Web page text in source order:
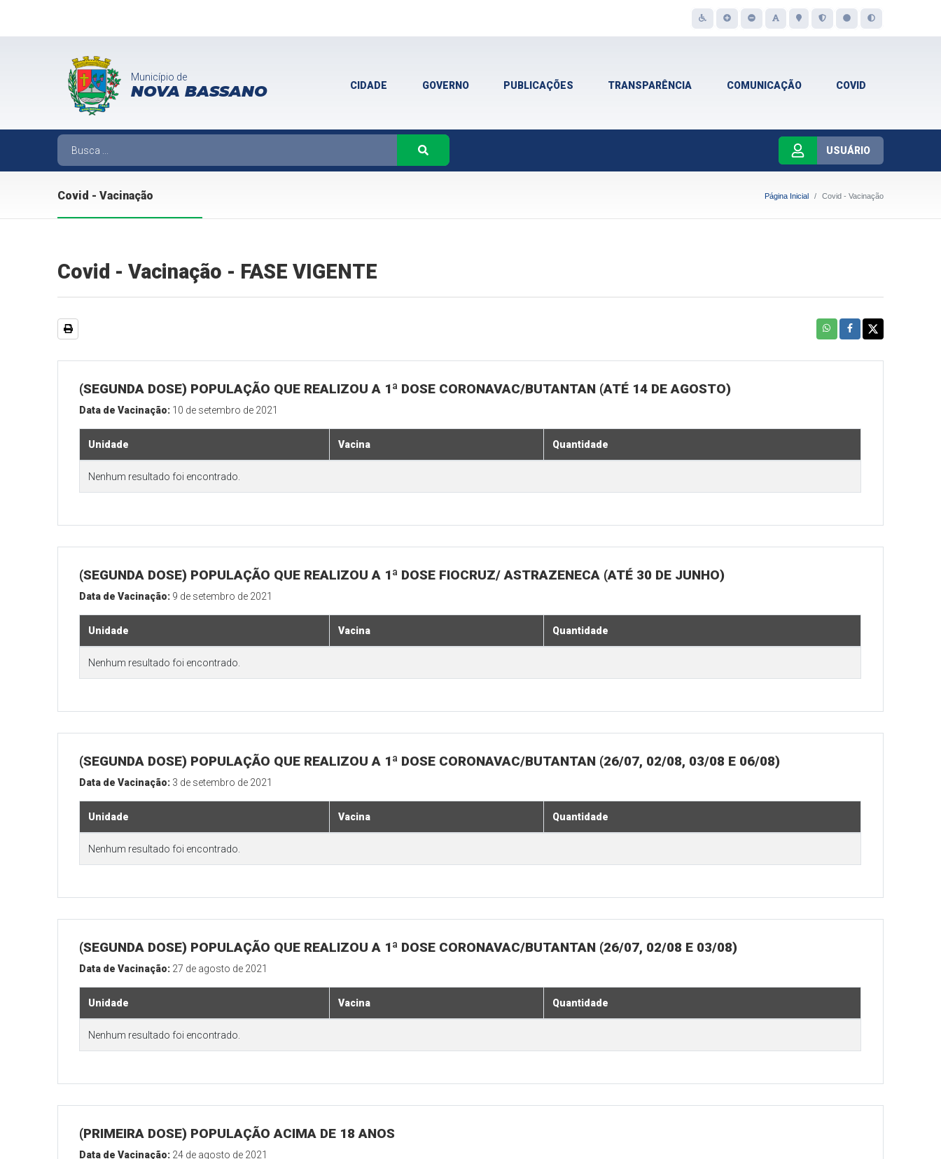
Município de
NOVA BASSANO CIDADE GOVERNO PUBLICAÇÕES TRANSPARÊNCIA COMUNICAÇÃO COVID
USUÁRIO
Covid - Vacinação Página Inicial Covid - Vacinação
Covid - Vacinação - FASE VIGENTE
(SEGUNDA DOSE) POPULAÇÃO QUE REALIZOU A 1ª DOSE CORONAVAC/BUTANTAN (ATÉ 14 DE AGOSTO)
Data de Vacinação: 10 de setembro de 2021
Unidade Vacina Quantidade
Nenhum resultado foi encontrado.
(SEGUNDA DOSE) POPULAÇÃO QUE REALIZOU A 1ª DOSE FIOCRUZ/ ASTRAZENECA (ATÉ 30 DE JUNHO)
Data de Vacinação: 9 de setembro de 2021
Unidade Vacina Quantidade
Nenhum resultado foi encontrado.
(SEGUNDA DOSE) POPULAÇÃO QUE REALIZOU A 1ª DOSE CORONAVAC/BUTANTAN (26/07, 02/08, 03/08 E 06/08)
Data de Vacinação: 3 de setembro de 2021
Unidade Vacina Quantidade
Nenhum resultado foi encontrado.
(SEGUNDA DOSE) POPULAÇÃO QUE REALIZOU A 1ª DOSE CORONAVAC/BUTANTAN (26/07, 02/08 E 03/08)
Data de Vacinação: 27 de agosto de 2021
Unidade Vacina Quantidade
Nenhum resultado foi encontrado.
(PRIMEIRA DOSE) POPULAÇÃO ACIMA DE 18 ANOS
Data de Vacinação: 24 de agosto de 2021